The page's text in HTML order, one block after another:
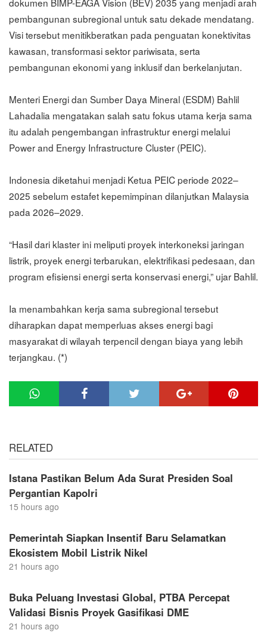
pembangunan subregional untuk satu dekade mendatang.
Visi tersebut menitikberatkan pada penguatan konektivitas
kawasan, transformasi sektor pariwisata, serta
pembangunan ekonomi yang inklusif dan berkelanjutan.
Menteri Energi dan Sumber Daya Mineral (ESDM) Bahlil
Lahadalia mengatakan salah satu fokus utama kerja sama
itu adalah pengembangan infrastruktur energi melalui
Power and Energy Infrastructure Cluster (PEIC).
Indonesia diketahui menjadi Ketua PEIC periode 2022–
2025 sebelum estafet kepemimpinan dilanjutkan Malaysia
pada 2026–2029.
“Hasil dari klaster ini meliputi proyek interkoneksi jaringan
listrik, proyek energi terbarukan, elektrifikasi pedesaan, dan
program efisiensi energi serta konservasi energi,” ujar Bahlil.
Ia menambahkan kerja sama subregional tersebut
diharapkan dapat memperluas akses energi bagi
masyarakat di wilayah terpencil dengan biaya yang lebih
terjangkau. (*)
RELATED
Istana Pastikan Belum Ada Surat Presiden Soal
Pergantian Kapolri
15 hours ago
Pemerintah Siapkan Insentif Baru Selamatkan
Ekosistem Mobil Listrik Nikel
21 hours ago
Buka Peluang Investasi Global, PTBA Percepat
Validasi Bisnis Proyek Gasifikasi DME
21 hours ago